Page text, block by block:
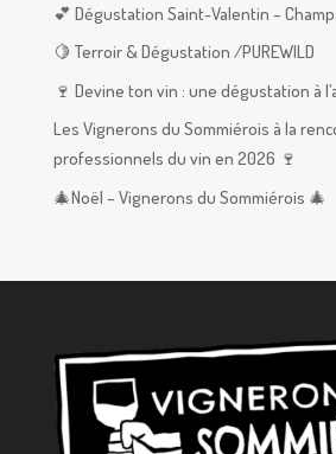
💕 Dégustation Saint-Valentin –
🍋 Terroir & Dégustation /PUREWILD
🍷 Devine ton vin : une dégustation à
Les Vignerons du Sommiérois à la
professionnels du vin en 2026 🍷
🎄Noël – Vignerons du Sommiérois 🎄